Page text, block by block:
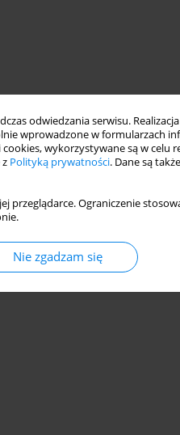
odwiedzania serwisu.
wprowadzone w formularzach
wykorzystywane są w celu
Polityką prywatności. Dane są
przeglądarce. Ograniczenie
Nie zgadzam się